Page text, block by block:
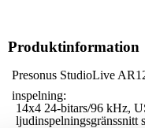
Produktinformation
Presonus StudioLive
inspelning:
14x4 24-bitars/96 kHz,
ljudinspelningsgränssnitt